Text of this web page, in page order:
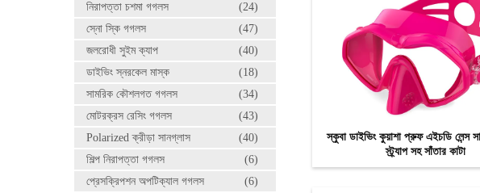
নিরাপত্তা চশমা গগলস
(24)
স্নো স্কি গগলস
(47)
জলরোধী সুইম ক্যাপ
(40)
ডাইভিং স্নরকেল মাস্ক
(18)
সামরিক কৌশলগত গগলস
(34)
মোটরক্রস রেসিং গগলস
(43)
Polarized ক্রীড়া সানগ্লাস
(40)
শিল্প নিরাপত্তা গগলস
(6)
প্রেসক্রিপশন অপটিক্যাল গগলস
(6)
স্কুবা ডাইভিং কুয়াশা প্রুফ এইচডি লেন্স
স্ট্র্যাপ সহ সাঁতার কাটা